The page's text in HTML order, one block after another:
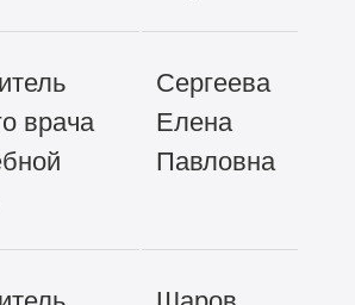
врача
Сергеева
Елена
Павловна